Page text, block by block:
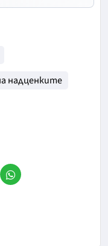
надценките